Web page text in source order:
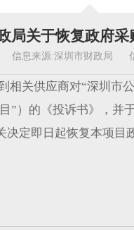
局关于恢复政府
信息来源:深圳市财政局
关供应商对“深圳市
”）的《投诉书》，
定即日起恢复本项目